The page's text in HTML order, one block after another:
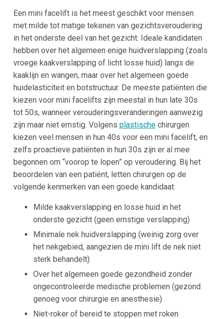
Een mini facelift is het meest geschikt voor mensen
met milde tot matige tekenen van gezichtsveroudering
in het onderste deel van het gezicht. Ideale kandidaten
hebben over het algemeen enige huidverslapping (zoals
vroege kaakverslapping of licht losse huid) langs de
kaaklijn en wangen, maar over het algemeen goede
huidelasticiteit en botstructuur. De meeste patiënten die
kiezen voor mini facelifts zijn meestal in hun late 30s
tot 50s, wanneer verouderingsveranderingen aanwezig
zijn maar niet ernstig. Volgens plastischechirurgen
kiezen veel mensen in hun 40s voor een mini facelift, en
zelfs proactieve patiënten in hun 30s zijn er al mee
begonnen om “voorop te lopen” op veroudering​. Bij het
beoordelen van een patiënt, letten chirurgen op de
volgende kenmerken van een goede kandidaat:
Milde kaakverslapping en losse huid in het
onderste gezicht (geen ernstige verslapping)​
Minimale nek huidverslapping (weinig zorg over
het nekgebied, aangezien de mini lift de nek niet
sterk behandelt)​
Over het algemeen goede gezondheid zonder
ongecontroleerde medische problemen (gezond
genoeg voor chirurgie en anesthesie)​
Niet-roker of bereid te stoppen met roken